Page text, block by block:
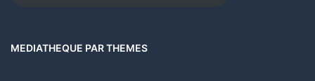
MEDIATHEQUE PAR THEMES